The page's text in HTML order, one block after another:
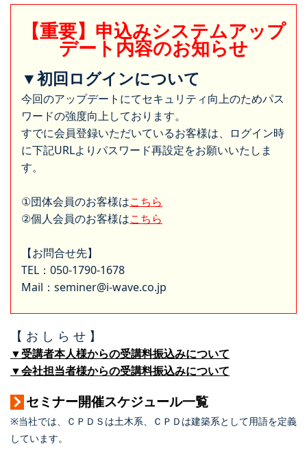
【重要】申込みシステムアップ
デート内容のお知らせ
▼初回ログインについて
今回のアップデートにてセキュリティ向上のためパス
ワードの強度向上しております。
すでに会員登録いただいているお客様は、ログイン時
に下記URLよりパスワード再設定をお願いいたしま
す。
①団体会員のお客様はこちら
②個人会員のお客様はこちら
【お問合せ先】
TEL：050-1790-1678
Mail：seminer@i-wave.co.jp
【 お し ら せ 】
▼受講者本人様からの受講料振込みについて
▼会社担当者様からの受講料振込みについて
セミナー開催スケジュール一覧
※当社では、ＣＰＤＳは土木系、ＣＰＤは建築系として用語を定義
しています。